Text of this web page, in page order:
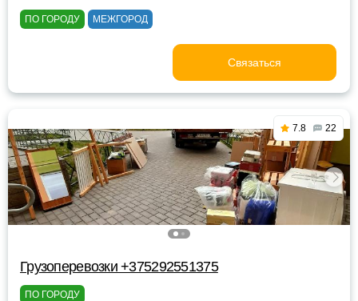
ПО ГОРОДУ МЕЖГОРОД
Связаться
7.8 22
Грузоперевозки +375292551375
ПО ГОРОДУ